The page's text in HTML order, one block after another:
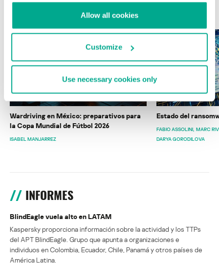
Allow all cookies
Customize
Use necessary cookies only
ÚLTIMAS PUBLICACIONES
Wardriving en México: preparativos para
la Copa Mundial de Fútbol 2026
ISABEL MANJARREZ
Estado del
FABIO ASSOLINI MARC
DARYA GORODILOVA
INFORMES
BlindEagle vuela alto en LATAM
Kaspersky proporciona información sobre la actividad y los TTPs
del APT BlindEagle. Grupo que apunta a organizaciones e
individuos en Colombia, Ecuador, Chile, Panamá y otros países de
América Latina.